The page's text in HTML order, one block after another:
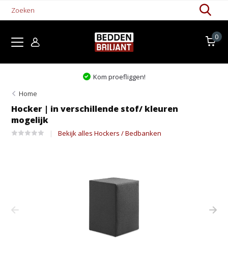
0
Kom proefliggen!
Home
Hocker | in verschillende stof/ kleuren
mogelijk
Bekijk alles Hockers / Bedbanken